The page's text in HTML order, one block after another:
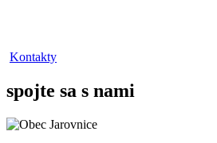
Kontakty
spojte sa s nami